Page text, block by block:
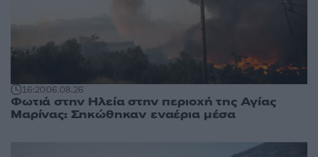
16:2006.08.26
Φωτιά στην Ηλεία στην περιοχή της Αγίας
Μαρίνας: Σηκώθηκαν εναέρια μέσα